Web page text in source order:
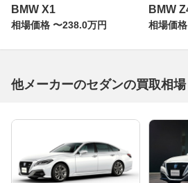
BMW X1
相場価格 〜238.0万円
BMW
相場価
他メーカーのセダンの買取相場